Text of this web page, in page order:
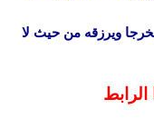
ويرزقه من حيث لا